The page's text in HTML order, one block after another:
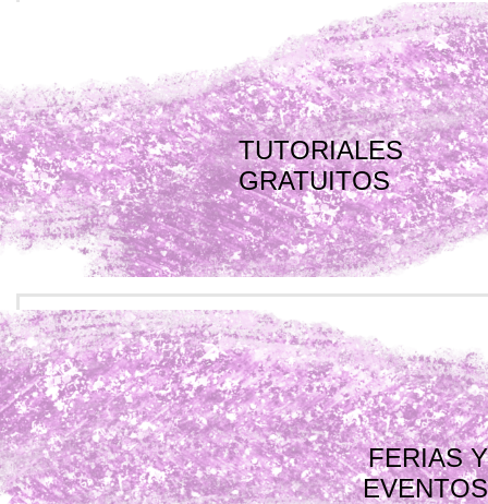
TUTORIALES
GRATUITOS
FERIAS Y
EVENTOS